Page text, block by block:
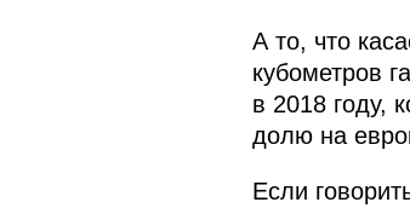
А то, что
кубометров
в 2018 году,
долю на
Если